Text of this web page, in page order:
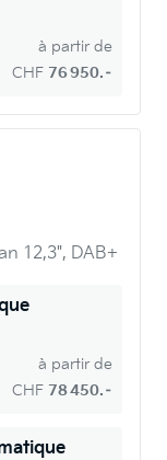
à partir de
CHF 76 950.–
12,3", DAB+
à partir de
CHF 78 450.–